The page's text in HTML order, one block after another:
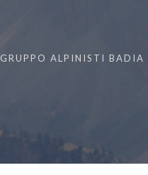
GRUPPO ALPINISTI BADIA